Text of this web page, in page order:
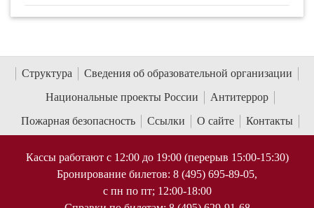
Структура
Сведения об образовательной организации
Национальные проекты России
Антитеррор
Пожарная безопасность
Ссылки О сайте Контакты
Кассы работают с 12:00 до 19:00 (перерыв 15:00-15:30)
Бронирование билетов: 8 (495) 695-89-05,
с пн по пт; 12:00-18:00